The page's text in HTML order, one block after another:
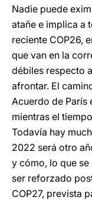
Nadie puede
atañe e implica a
reciente COP26,
que van en la
débiles respecto
afrontar. El
Acuerdo de París
mientras el
Todavía hay
2022 será otro
y cómo, lo que
ser reforzado
COP27, prevista